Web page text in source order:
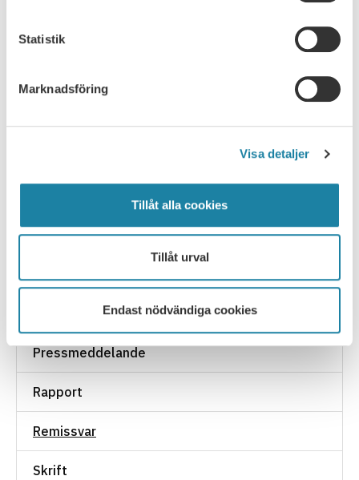
Statistik
Marknadsföring
Visa detaljer
Tillåt alla cookies
Tillåt urval
Endast nödvändiga cookies
Ju2025/00812 Sveriges universitetslärare och forskare, SULF, är
universitetslärarnas, forskarnas och doktorandernas fackliga och
Remissvar 26 juni 2025
NYHETSARKIV
Pressmeddelande
Rapport
Remissvar
Skrift